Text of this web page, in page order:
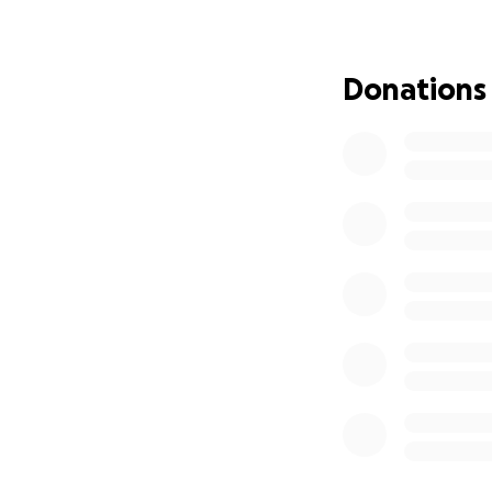
Donations